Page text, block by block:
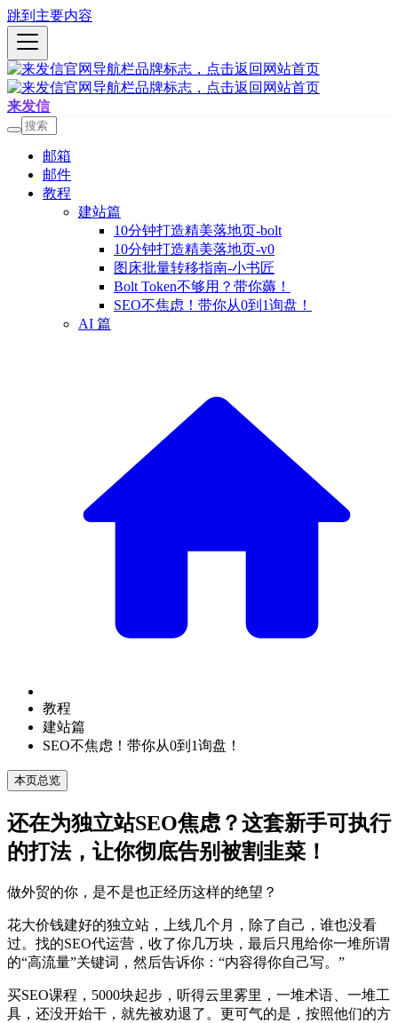
跳到主要内容
来发信
邮箱
邮件
教程
建站篇
10分钟打造精美落地页-bolt
10分钟打造精美落地页-v0
图床批量转移指南-小书匠
Bolt Token不够用？带你薅！
SEO不焦虑！带你从0到1询盘！
AI 篇
教程
建站篇
SEO不焦虑！带你从0到1询盘！
本页总览
还在为独立站SEO焦虑？这套新手可执行
的打法，让你彻底告别被割韭菜！
做外贸的你，是不是也正经历这样的绝望？
花大价钱建好的独立站，上线几个月，除了自己，谁也没看
过。找的SEO代运营，收了你几万块，最后只甩给你一堆所谓
的“高流量”关键词，然后告诉你：“内容得你自己写。”
买SEO课程，5000块起步，听得云里雾里，一堆术语、一堆工
具，还没开始干，就先被劝退了。更可气的是，按照他们的方